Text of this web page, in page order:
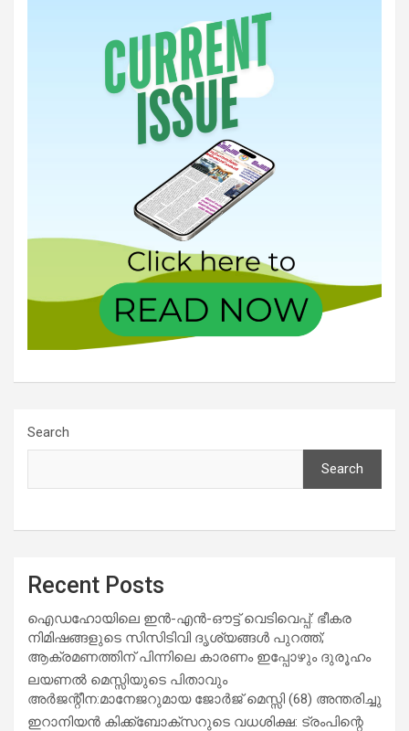
Search
Search
Recent Posts
ഐഡഹോയിലെ ഇൻ-എൻ-ഔട്ട് വെടിവെപ്പ്: ഭീകര
നിമിഷങ്ങളുടെ സിസിടിവി ദൃശ്യങ്ങൾ പുറത്ത്;
ആക്രമണത്തിന് പിന്നിലെ കാരണം ഇപ്പോഴും ദുരൂഹം
ലയണൽ മെസ്സിയുടെ പിതാവും
അർജന്റീന:മാനേജറുമായ ജോർജ് മെസ്സി (68) അന്തരിച്ചു
ഇറാനിയൻ കിക്ക്ബോക്സറുടെ വധശിക്ഷ: ട്രംപിന്റെ